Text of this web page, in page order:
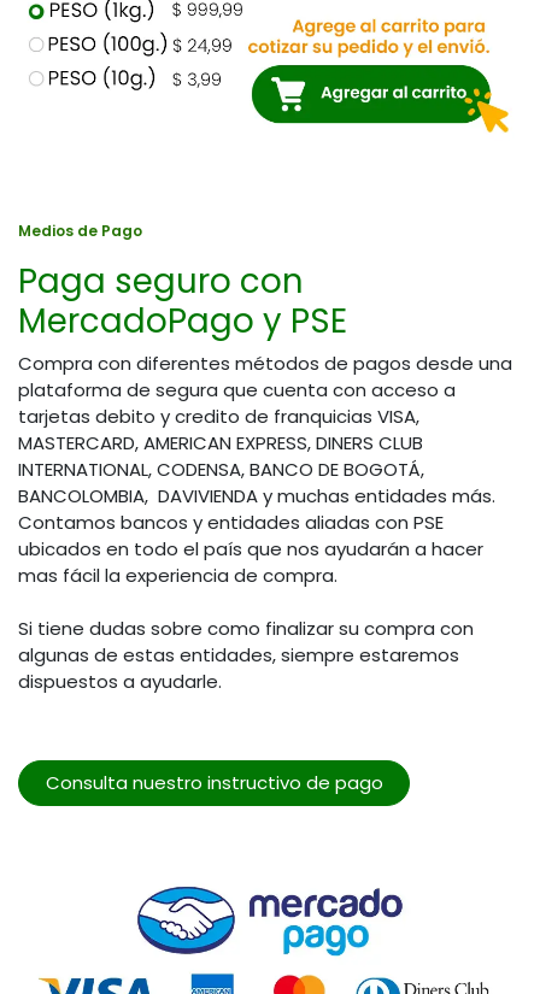
Medios de Pago
Paga seguro con
MercadoPago y PSE
Compra con diferentes métodos de pagos desde una
plataforma de segura que cuenta con acceso a
tarjetas debito y credito de franquicias VISA,
MASTERCARD, AMERICAN EXPRESS, DINERS CLUB
INTERNATIONAL, CODENSA, BANCO DE BOGOTÁ,
BANCOLOMBIA, DAVIVIENDA y muchas entidades más.
Contamos bancos y entidades aliadas con PSE
ubicados en todo el país que nos ayudarán a hacer
mas fácil la experiencia de compra.
Si tiene dudas sobre como finalizar su compra con
algunas de estas entidades, siempre estaremos
dispuestos a ayudarle.
Consulta nuestro instructivo de pago